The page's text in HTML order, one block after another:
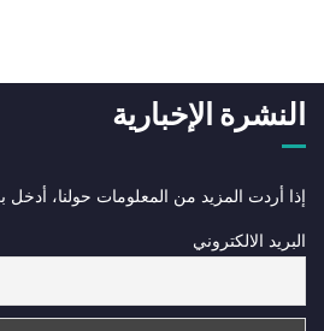
النشرة الإخبارية
إذا أردت المزيد من المعلومات حولنا، أدخل
البريد الالكتروني